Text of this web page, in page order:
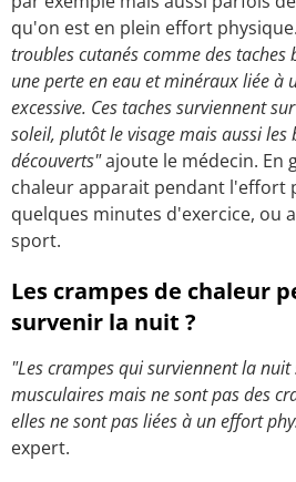
qu'on est en plein effort physique.
troubles cutanés comme des
une perte en eau et minéraux liée à
excessive. Ces taches surviennent sur
soleil, plutôt le visage mais aussi les
découverts"ajoute le médecin. En
chaleur apparait pendant l'effort
quelques minutes d'exercice, ou
sport.
Les crampes de chaleur
survenir la nuit ?
"Les crampes qui surviennent la
musculaires mais ne sont pas des
elles ne sont pas liées à un effort
expert.